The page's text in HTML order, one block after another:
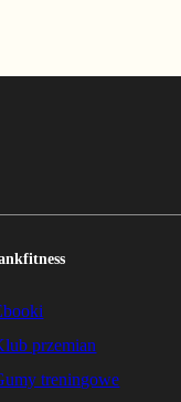
przemian
treningowe